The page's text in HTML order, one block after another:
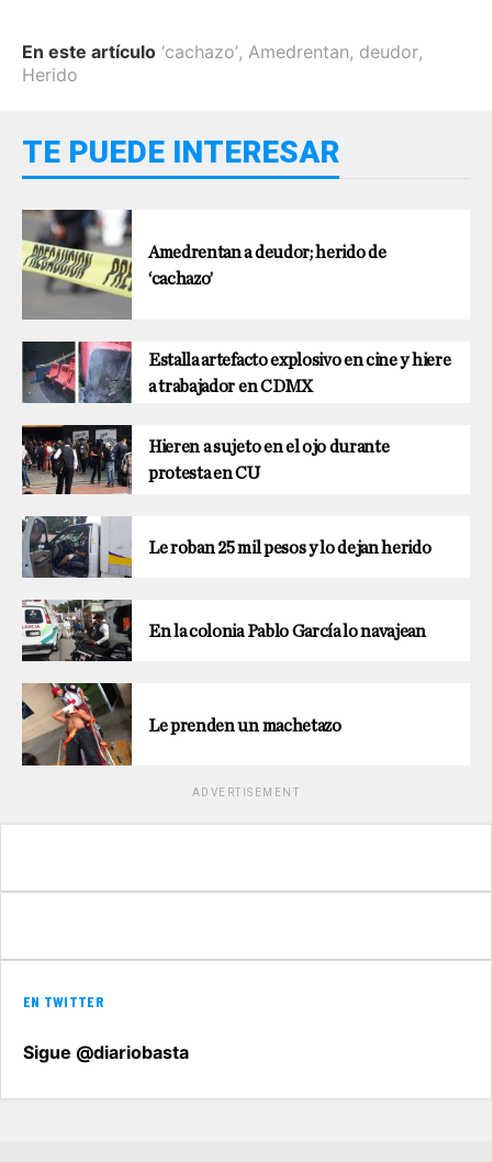
En este artículo ‘cachazo’, Amedrentan, deudor,
Herido
TE PUEDE INTERESAR
Amedrentan a deudor; herido de
‘cachazo’
Estalla artefacto explosivo en cine y hiere
a trabajador en CDMX
Hieren a sujeto en el ojo durante
protesta en CU
Le roban 25 mil pesos y lo dejan herido
En la colonia Pablo García lo navajean
Le prenden un machetazo
ADVERTISEMENT
EN TWITTER
Sigue @diariobasta